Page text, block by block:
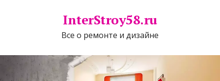
InterStroy58.ru
Все о ремонте и дизайне